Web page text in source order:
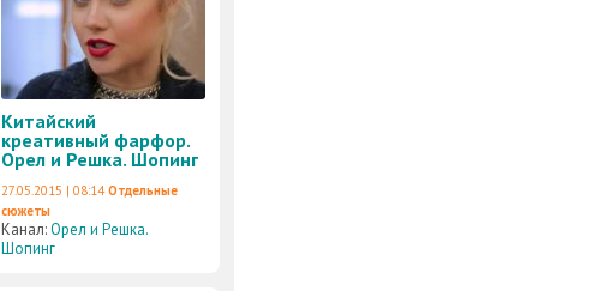
Китайский
креативный фарфор.
Орел и Решка. Шопинг
27.05.2015 | 08:14 Отдельные
сюжеты
Канал:Орел и Решка.
Шопинг